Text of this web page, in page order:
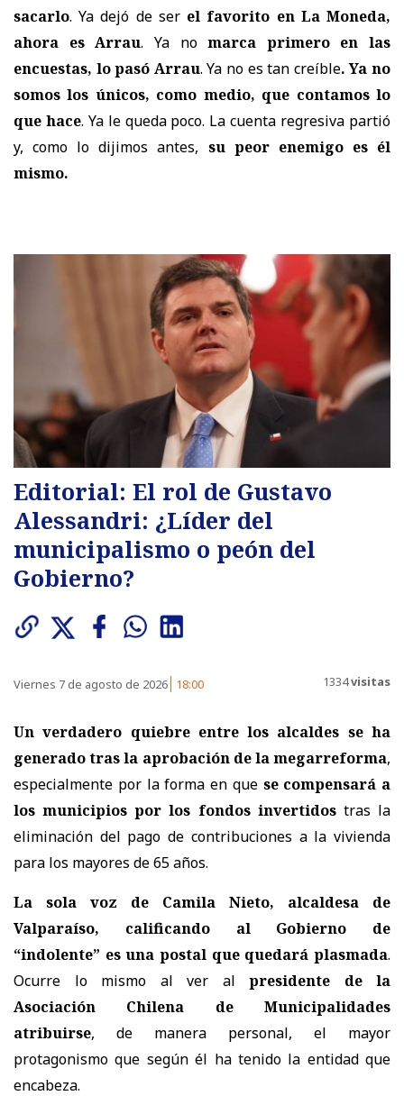
sacarlo. Ya dejó de ser el favorito en La Moneda,
ahora es Arrau. Ya nomarca primero en las
encuestas, lo pasó Arrau. Ya no es tan creíble. Ya no
somos los únicos, como medio, que contamos lo
que hace. Ya le queda poco. La cuenta regresiva partió
y, como lo dijimos antes, su peor enemigo es él
mismo.
Editorial: El rol de Gustavo
Alessandri: ¿Líder del
municipalismo o peón del
Gobierno?
Viernes 7 de agosto de 2026 18:00 1334visitas
Un verdadero quiebre entre los alcaldes se ha
generado tras la aprobación de la megarreforma,
especialmente por la forma en que se compensará a
los municipios por los fondos invertidostras la
eliminación del pago de contribuciones a la vivienda
para los mayores de 65 años.
La sola voz de Camila Nieto, alcaldesa de
Valparaíso, calificando al Gobierno de
“indolente” es una postal que quedará plasmada.
Ocurre lo mismo al ver al presidente de la
Asociación Chilena de Municipalidades
atribuirse, de manera personal, el mayor
protagonismo que según él ha tenido la entidad que
encabeza.